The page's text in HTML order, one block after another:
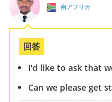
南アフリカ
回答
I'd like to ask that
Can we please get